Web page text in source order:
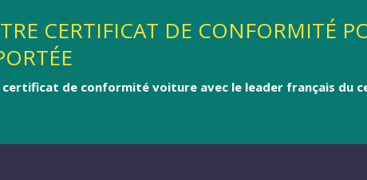
CERTIFICAT DE CONFORMITÉ
certificat de conformité voiture avec le leader français du